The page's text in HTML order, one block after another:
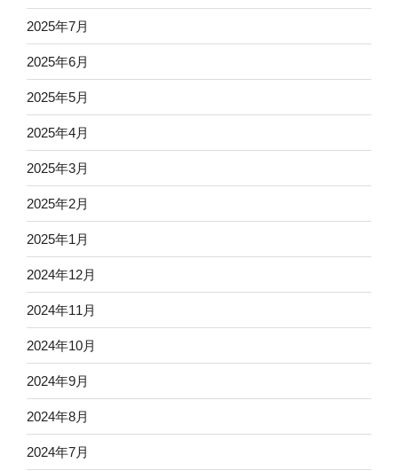
2025年7月
2025年6月
2025年5月
2025年4月
2025年3月
2025年2月
2025年1月
2024年12月
2024年11月
2024年10月
2024年9月
2024年8月
2024年7月